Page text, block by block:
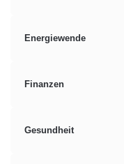
Energiewende
Finanzen
Gesundheit